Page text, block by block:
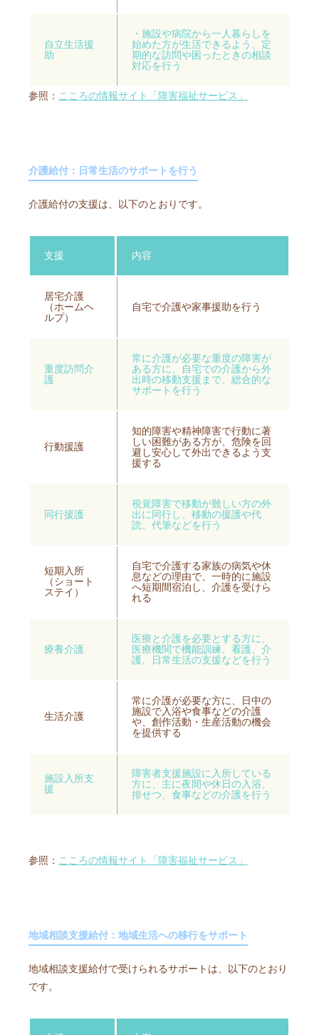
自立生活援
助
・施設や病院から一人暮らしを
始めた方が生活できるよう、定
期的な訪問や困ったときの相談
対応を行う
参照： こころの情報サイト「障害福祉サービス」
介護給付：日常生活のサポートを行う
介護給付の支援は、以下のとおりです。
支援 内容
居宅介護
（ホームヘ
ルプ）
自宅で介護や家事援助を行う
重度訪問介
護
常に介護が必要な重度の障害が
ある方に、自宅での介護から外
出時の移動支援まで、総合的な
サポートを行う
行動援護
知的障害や精神障害で行動に著
しい困難がある方が、危険を回
避し安心して外出できるよう支
援する
同行援護
視覚障害で移動が難しい方の外
出に同行し、移動の援護や代
読、代筆などを行う
短期入所
（ショート
ステイ）
自宅で介護する家族の病気や休
息などの理由で、一時的に施設
へ短期間宿泊し、介護を受けら
れる
療養介護
医療と介護を必要とする方に、
医療機関で機能訓練、看護、介
護、日常生活の支援などを行う
生活介護
常に介護が必要な方に、日中の
施設で入浴や食事などの介護
や、創作活動・生産活動の機会
を提供する
施設入所支
援
障害者支援施設に入所している
方に、主に夜間や休日の入浴、
排せつ、食事などの介護を行う
参照： こころの情報サイト「障害福祉サービス」
地域相談支援給付：地域生活への移行をサポート
地域相談支援給付で受けられるサポートは、以下のとおり
です。